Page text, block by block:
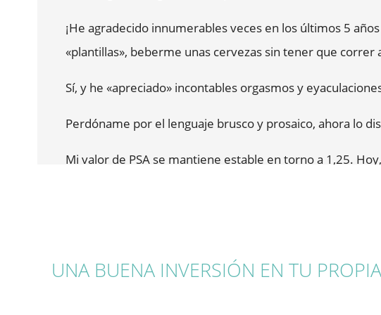
que, sólo por motivos de política económica,
¡He agradecido innumerables veces en los últimos 5
«plantillas», beberme unas cervezas sin tener que
Sí, y he «apreciado» incontables orgasmos y
Perdóname por el lenguaje brusco y prosaico, ahora lo
Mi valor de PSA se mantiene estable en torno a 1,25.
Ese IRE que me recuperó de un diagnóstico de cáncer
UNA BUENA INVERSIÓN EN TU